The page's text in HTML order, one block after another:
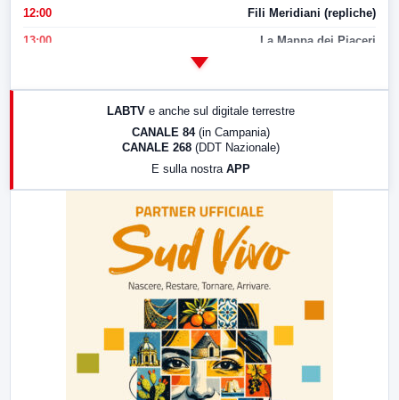
12:00 Fili Meridiani (repliche)
13:00 La Mappa dei Piaceri
LABTV e anche sul digitale terrestre
CANALE 84 (in Campania)
CANALE 268 (DDT Nazionale)
E sulla nostra APP